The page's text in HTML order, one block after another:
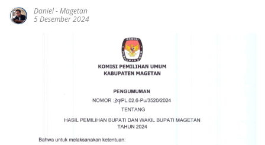
Daniel-Magetan
5 Desember 2024